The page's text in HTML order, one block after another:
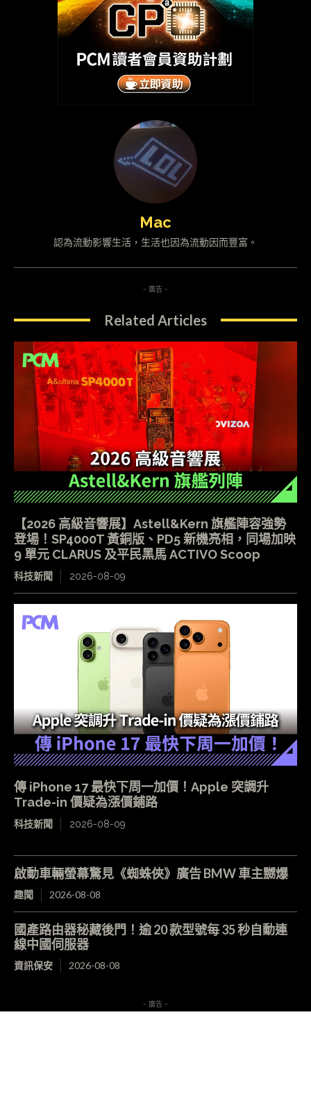
Mac
認為流動影響生活，生活也因為流動因而豐富。
- 廣告 -
Related Articles
【2026 高級音響展】Astell&Kern 旗艦陣容強勢
登場！SP4000T 黃銅版、PD5 新機亮相，同場加映
9 單元 CLARUS 及平民黑馬 ACTIVO Scoop
科技新聞 2026-08-09
傳 iPhone 17 最快下周一加價！Apple 突調升
Trade-in 價疑為漲價鋪路
科技新聞 2026-08-09
啟動車輛螢幕驚見《蜘蛛俠》廣告 BMW 車主嬲爆
趣聞 2026-08-08
國產路由器秘藏後門！逾 20 款型號每 35 秒自動連
線中國伺服器
資訊保安 2026-08-08
- 廣告 -